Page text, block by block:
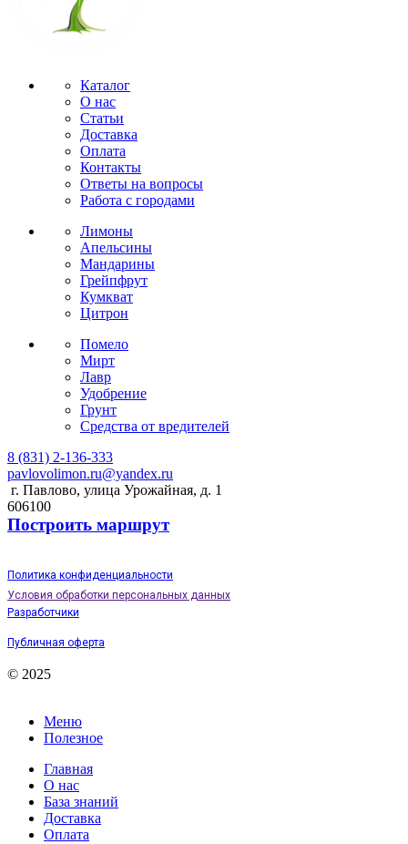
Каталог
О нас
Статьи
Доставка
Оплата
Контакты
Ответы на вопросы
Работа с городами
Лимоны
Апельсины
Мандарины
Грейпфрут
Кумкват
Цитрон
Помело
Мирт
Лавр
Удобрение
Грунт
Средства от вредителей
8 (831) 2-136-333
pavlovolimon.ru@yandex.ru
г. Павлово, улица Урожайная, д. 1
606100
Построить маршрут
Политика конфиденциальности
Условия обработки персональных данных
Разработчики
Публичная оферта
© 2025
Меню
Полезное
Главная
О нас
База знаний
Доставка
Оплата